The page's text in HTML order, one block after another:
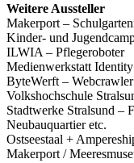
Weitere Aussteller
Makerport –
Kinder- und
ILWIA – Pflegeroboter
Medienwerkstatt
ByteWerft –
Volkshochschule
Stadtwerke Stralsund –
Neubauquartier etc.
Ostseestaal +
Makerport /